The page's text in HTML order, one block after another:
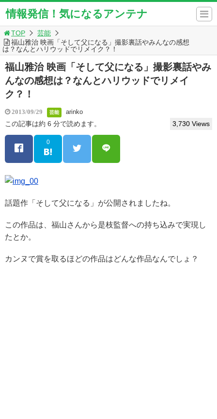
情報発信！気になるアンテナ
TOP
芸能
福山雅治 映画「そして父になる」撮影裏話やみんなの感想
は？なんとハリウッドでリメイク？！
福山雅治 映画「そして父になる」撮影裏話やみ
んなの感想は？なんとハリウッドでリメイ
ク？！
2013/09/29 芸能 arinko
この記事は約 6 分で読めます。 3,730 Views
0
話題作「そして父になる」が公開されましたね。
この作品は、福山さんから是枝監督への持ち込みで実現し
たとか。
カンヌで賞を取るほどの作品はどんな作品なんでしょ？